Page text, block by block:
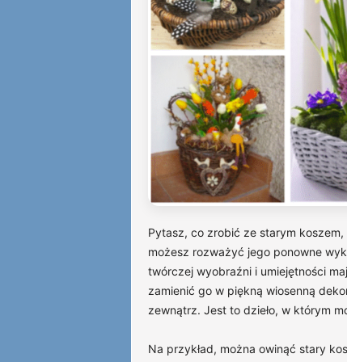
Pytasz, co zrobić ze starym
możesz rozważyć jego ponowne
twórczej wyobraźni i umiejętności
zamienić go w piękną wiosenną
zewnątrz. Jest to dzieło, w którym
Na przykład, można owinąć stary